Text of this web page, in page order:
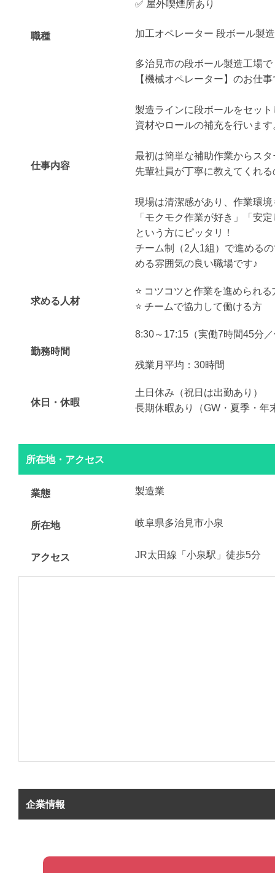
✅ 屋外喫煙所あり
職種 加工オペレーター 段ボール製
仕事内容
多治見市の段ボール製造工場で
【機械オペレーター】のお仕
製造ラインに段ボールをセット
資材やロールの補充を行います
最初は簡単な補助作業からスタ
先輩社員が丁寧に教えてくれ
現場は清潔感があり、作業環
「モクモク作業が好き」「安
という方にピッタリ！
チーム制（2人1組）で進める
める雰囲気の良い職場です♪
求める人材
⭐️ コツコツと作業を進められる
⭐️ チームで協力して働ける方
勤務時間
8:30～17:15（実働7時間45分
残業月平均：30時間
休日・休暇
土日休み（祝日は出勤あり）
長期休暇あり（GW・夏季・年
所在地・アクセス
業態 製造業
所在地 岐阜県多治見市小泉
アクセス JR太田線「小泉駅」徒歩5分
企業情報